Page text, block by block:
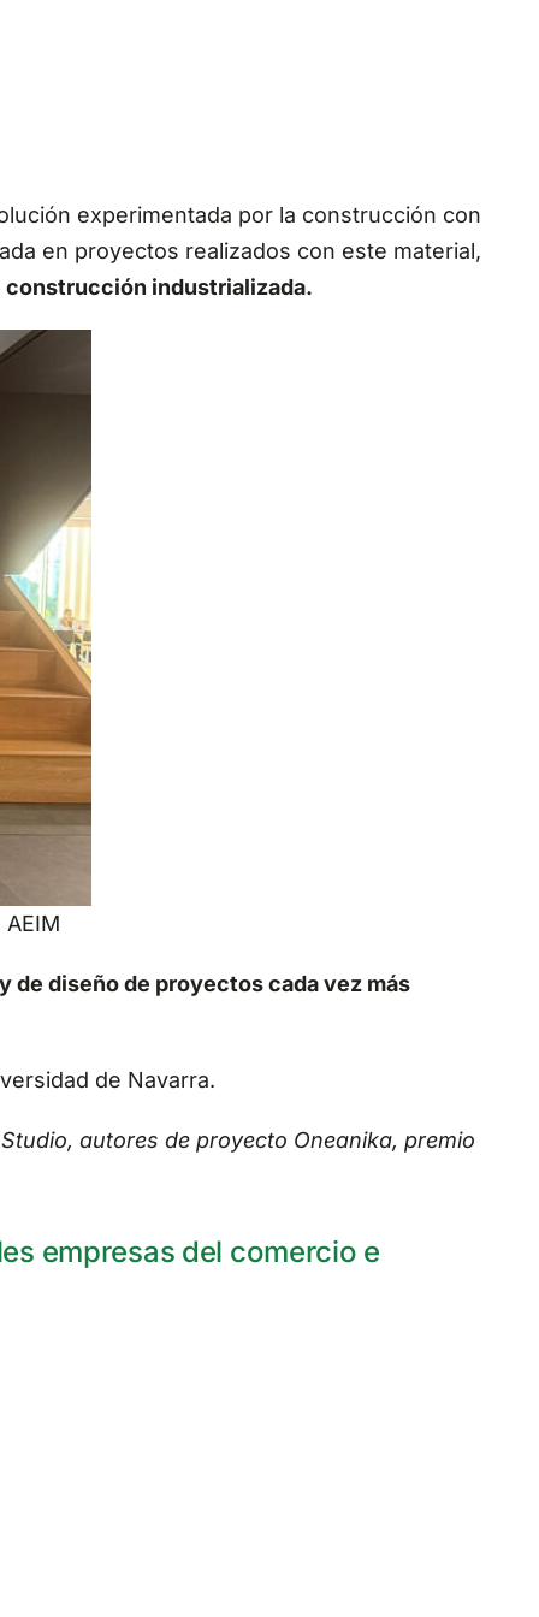
experimentada por la construcción con
en proyectos realizados con este material,
construcción industrializada.
de diseño de proyectos cada vez más
de Navarra.
autores de proyecto Oneanika, premio
empresas del comercio e